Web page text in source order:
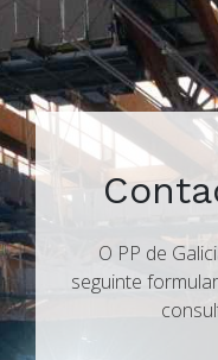
O PP de
seguinte